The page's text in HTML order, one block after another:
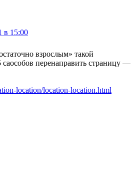
в 15:00
взрослым» такой
саособов перенаправить страницу —
location/location-location.html